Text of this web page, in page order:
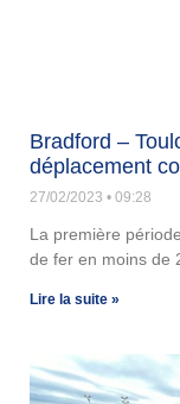
Bradford –
déplacement
27/02/2023 09:28
La première
de fer en moins de
Lire la suite »